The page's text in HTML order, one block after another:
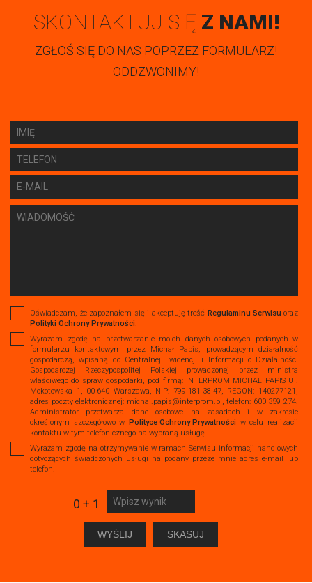
SKONTAKTUJ SIĘ Z NAMI!
ZGŁOŚ SIĘ DO NAS POPRZEZ FORMULARZ!
ODDZWONIMY!
Oświadczam, że zapoznałem się i akceptuję treść Regulaminu Serwisu oraz
Polityki Ochrony Prywatności.
Wyrażam zgodę na przetwarzanie moich danych osobowych podanych w
formularzu kontaktowym przez Michał Papis, prowadzącym działalność
gospodarczą, wpisaną do Centralnej Ewidencji i Informacji o Działalności
Gospodarczej Rzeczypospolitej Polskiej prowadzonej przez ministra
właściwego do spraw gospodarki, pod firmą: INTERPROM MICHAŁ PAPIS Ul.
Mokotowska 1, 00-640 Warszawa, NIP: 799-181-38-47, REGON: 140277121,
adres poczty elektronicznej: michal.papis@interprom.pl, telefon: 600 359 274.
Administrator przetwarza dane osobowe na zasadach i w zakresie
określonym szczegółowo w Polityce Ochrony Prywatności w celu realizacji
kontaktu w tym telefonicznego na wybraną usługę.
Wyrażam zgodę na otrzymywanie w ramach Serwisu informacji handlowych
dotyczących świadczonych usługi na podany przeze mnie adres e-mail lub
telefon.
0 + 1